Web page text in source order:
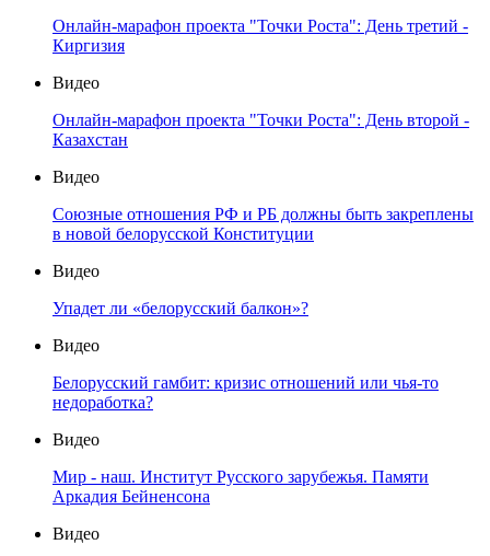
Онлайн-марафон проекта "Точки Роста": День третий -
Киргизия
Видео
Онлайн-марафон проекта "Точки Роста": День второй -
Казахстан
Видео
Союзные отношения РФ и РБ должны быть закреплены
в новой белорусской Конституции
Видео
Упадет ли «белорусский балкон»?
Видео
Белорусский гамбит: кризис отношений или чья-то
недоработка?
Видео
Мир - наш. Институт Русского зарубежья. Памяти
Аркадия Бейненсона
Видео